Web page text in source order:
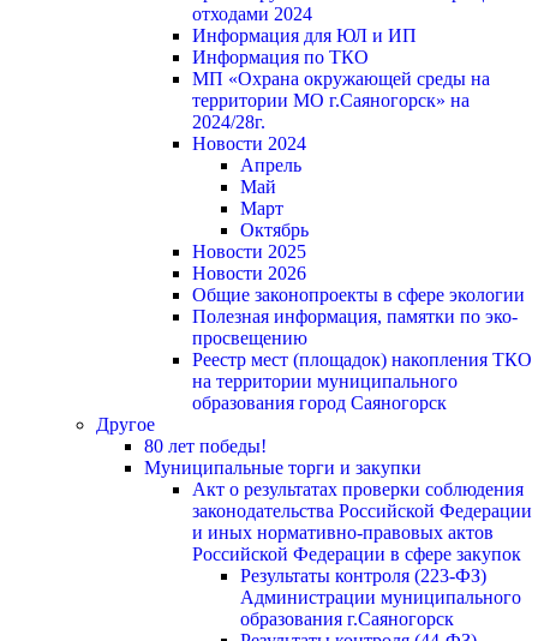
отходами 2024
Информация для ЮЛ и ИП
Информация по ТКО
МП «Охрана окружающей среды на
территории МО г.Саяногорск» на
2024/28г.
Новости 2024
Апрель
Май
Март
Октябрь
Новости 2025
Новости 2026
Общие законопроекты в сфере экологии
Полезная информация, памятки по эко-
просвещению
Реестр мест (площадок) накопления ТКО
на территории муниципального
образования город Саяногорск
Другое
80 лет победы!
Муниципальные торги и закупки
Акт о результатах проверки соблюдения
законодательства Российской Федерации
и иных нормативно-правовых актов
Российской Федерации в сфере закупок
Результаты контроля (223-ФЗ)
Администрации муниципального
образования г.Саяногорск